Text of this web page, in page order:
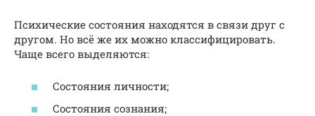
Психические состояния находятся в связи друг с
другом. Но всё же их можно классифицировать.
Чаще всего выделяются:
Состояния личности;
Состояния сознания;